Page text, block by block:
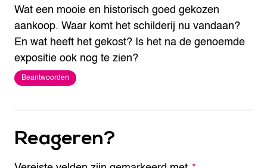
Wat een mooie en historisch goed gekozen
aankoop. Waar komt het schilderij nu vandaan?
En wat heeft het gekost? Is het na de genoemde
expositie ook nog te zien?
Beantwoorden
Reageren?